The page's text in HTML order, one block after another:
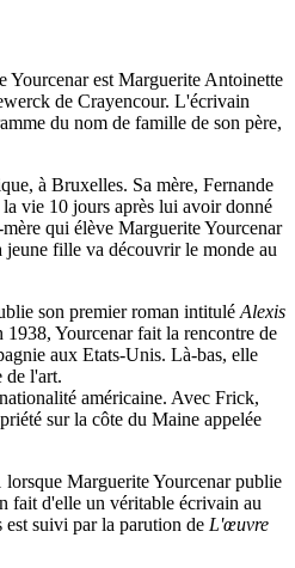
Yourcenar est Marguerite Antoinette
de Crayencour. L'écrivain
du nom de famille de son père,
à Bruxelles. Sa mère, Fernande
vie 10 jours après lui avoir donné
qui élève Marguerite Yourcenar
jeune fille va découvrir le monde au
son premier roman intitulé Alexis
1938, Yourcenar fait la rencontre de
aux Etats-Unis. Là-bas, elle
de l'art.
américaine. Avec Frick,
sur la côte du Maine appelée
Marguerite Yourcenar publie
fait d'elle un véritable écrivain au
est suivi par la parution de L'œuvre